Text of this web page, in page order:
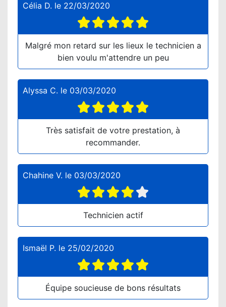
Célia D. le 22/03/2020
Malgré mon retard sur les lieux le technicien a
bien voulu m'attendre un peu
Alyssa C. le 03/03/2020
Très satisfait de votre prestation, à
recommander.
Chahine V. le 03/03/2020
Technicien actif
Ismaël P. le 25/02/2020
Équipe soucieuse de bons résultats